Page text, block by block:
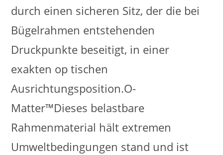
durch einen sicheren Sitz, der die bei
Bügelrahmen entstehenden
Druckpunkte beseitigt, in einer
exakten op tischen
Ausrichtungsposition.O-
Matter™Dieses belastbare
Rahmenmaterial hält extremen
Umweltbedingungen stand und ist